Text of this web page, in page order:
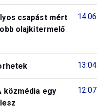
14:06
csapást mért
olajkitermelő
13:04
12:07
közmédia egy